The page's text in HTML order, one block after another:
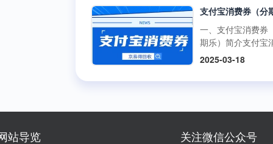
货券，收银员会通
码或手动输入相关
息，完成抵扣支付
商品金额超过提货
额，需自行支付超
额，剩....
朴朴超市门店的客
直接购买实体卡。
第三方平台： 在
宝、京东等....
平台的两大“黄金准
则” （一）高资质
通货 加油充值卡可
是小数目，少则几
多则上千，省着点
些不靠谱的三方渠
诉收了卡却没收到
发放的首选。作为
专业的卡券回收平
京易得回收深知瑞
势，今天就让我们
了解一下这张备受
卡的使用范围极为
一、支付宝消费券
期乐）简介支付宝
券（分期乐）是由
出的电子优惠券。
商户或平台上使用
2025-03-18
站导览 关注微信公众号